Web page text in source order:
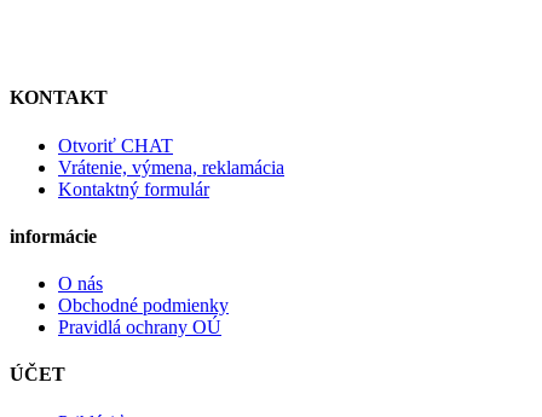
KONTAKT
Otvoriť CHAT
Vrátenie, výmena, reklamácia
Kontaktný formulár
informácie
O nás
Obchodné podmienky
Pravidlá ochrany OÚ
ÚČET